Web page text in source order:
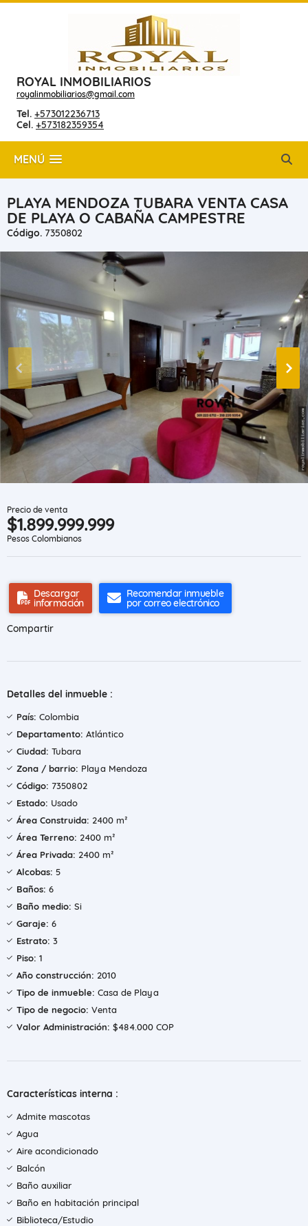
ROYAL INMOBILIARIOS
royalinmobiliarios@gmail.com
Tel. +573012236713
Cel. +573182359354
MENÚ
PLAYA MENDOZA TUBARA VENTA CASA
DE PLAYA O CABAÑA CAMPESTRE
Código. 7350802
Precio de venta
$1.899.999.999
Pesos Colombianos
Descargar
información
Recomendar inmueble
por correo electrónico
Compartir
Detalles del inmueble :
País: Colombia
Departamento: Atlántico
Ciudad: Tubara
Zona / barrio: Playa Mendoza
Código: 7350802
Estado: Usado
Área Construida: 2400 m²
Área Terreno: 2400 m²
Área Privada: 2400 m²
Alcobas: 5
Baños: 6
Baño medio: Si
Garaje: 6
Estrato: 3
Piso: 1
Año construcción: 2010
Tipo de inmueble: Casa de Playa
Tipo de negocio: Venta
Valor Administración: $484.000 COP
Características interna :
Admite mascotas
Agua
Aire acondicionado
Balcón
Baño auxiliar
Baño en habitación principal
Biblioteca/Estudio